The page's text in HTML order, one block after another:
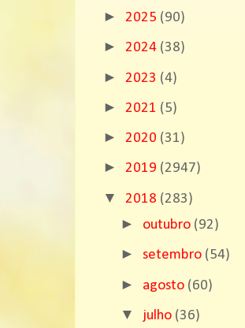
► 2025 (90)
► 2024 (38)
► 2023 (4)
► 2021 (5)
► 2020 (31)
► 2019 (2947)
▼ 2018 (283)
► outubro (92)
►setembro (54)
► agosto (60)
▼ julho (36)